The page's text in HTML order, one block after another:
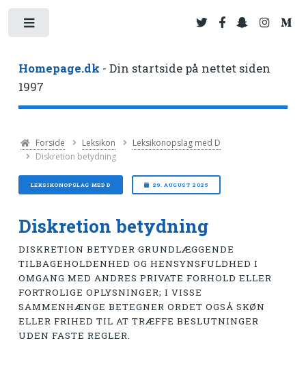
Homepage.dk - Din startside på nettet siden
1997
Forside Leksikon
Leksikonopslag med D
Diskretion betydning
LEKSIKONOPSLAG MED D 29. AUGUST 2025
Diskretion betydning
DISKRETION BETYDER GRUNDLÆGGENDE
TILBAGEHOLDENHED OG HENSYNSFULDHED I
OMGANG MED ANDRES PRIVATE FORHOLD ELLER
FORTROLIGE OPLYSNINGER; I VISSE
SAMMENHÆNGE BETEGNER ORDET OGSÅ SKØN
ELLER FRIHED TIL AT TRÆFFE BESLUTNINGER
UDEN FASTE REGLER.